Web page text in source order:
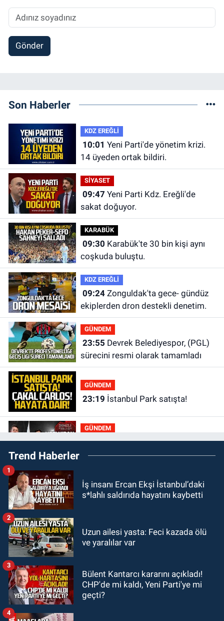
Gönder
Son Haberler
KDZ EREĞLİ
10:01
14 üyeden ortak bildiri.
SİYASET
09:47
sakat doğuyor.
KARABÜK
09:30
coşkuda buluştu.
KDZ EREĞLİ
09:24Zonguldak'ta gece- gündüz
ekiplerden dron destekli denetim.
GÜNDEM
23:55
sürecini resmi olarak tamamladı
GÜNDEM
23:19 İstanbul Park satışta!
GÜNDEM
23:05Kozlu Belediyespor'dan
3.Lig'e transfer oldu
22:33Zonguldak TSO önemli
etkinliğe ev sahipliği yaptı
22:119 yaşındaki Burak Keskintığ
GÜNDEM
21:50Yoldan çıktı karşı şeride
fırladı: Çok sayıda yaralı var
Trend Haberler
İş insanı Ercan Ekşi İstanbul’daki
s*lahlı saldırıda hayatını kaybetti
1
Uzun ailesi yasta: Feci kazada ölü
ve yaralılar var
2
Bülent Kantarcı kararını açıkladı!
CHP'de mi kaldı, Yeni Parti'ye mi
geçti?
3
4